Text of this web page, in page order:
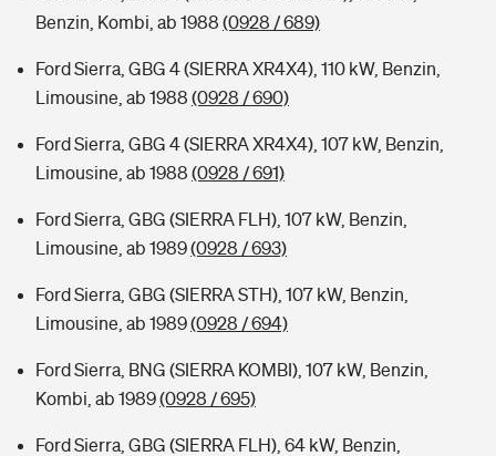
Benzin, Kombi, ab 1988 (0928 / 689)
Ford Sierra, GBG 4 (SIERRA XR4X4), 110 kW, Benzin,
Limousine, ab 1988 (0928 / 690)
Ford Sierra, GBG 4 (SIERRA XR4X4), 107 kW, Benzin,
Limousine, ab 1988 (0928 / 691)
Ford Sierra, GBG (SIERRA FLH), 107 kW, Benzin,
Limousine, ab 1989(0928 / 693)
Ford Sierra, GBG (SIERRA STH), 107 kW, Benzin,
Limousine, ab 1989(0928 / 694)
Ford Sierra, BNG (SIERRA KOMBI), 107 kW, Benzin,
Kombi, ab 1989(0928 / 695)
Ford Sierra, GBG (SIERRA FLH), 64 kW, Benzin,